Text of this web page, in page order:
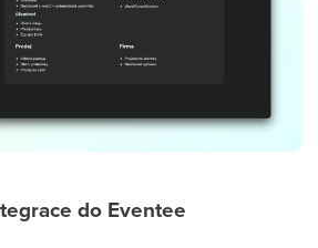
do Eventee